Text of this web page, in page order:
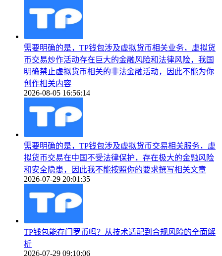
需要明确的是，TP钱包涉及虚拟货币相关业务，虚拟货
币交易炒作活动存在巨大的金融风险和法律风险，我国
明确禁止虚拟货币相关的非法金融活动，因此不能为你
创作相关内容
2026-08-05 16:56:14
需要明确的是，TP钱包涉及虚拟货币交易相关服务，虚
拟货币交易在中国不受法律保护，存在极大的金融风险
和安全隐患，因此我不能按照你的要求撰写相关文章
2026-07-29 20:01:35
TP钱包能存门罗币吗？从技术适配到合规风险的全面解
析
2026-07-29 09:10:06